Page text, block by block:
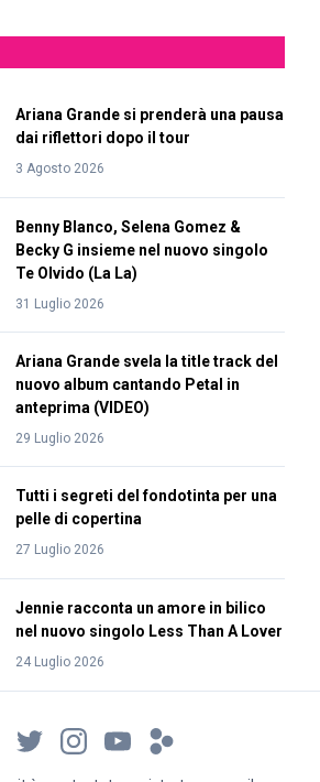
Ariana Grande si prenderà una pausa
dai riflettori dopo il tour
3 Agosto 2026
Benny Blanco, Selena Gomez &
Becky G insieme nel nuovo singolo
Te Olvido (La La)
31 Luglio 2026
Ariana Grande svela la title track del
nuovo album cantando Petal in
anteprima (VIDEO)
29 Luglio 2026
Tutti i segreti del fondotinta per una
pelle di copertina
27 Luglio 2026
Jennie racconta un amore in bilico
nel nuovo singolo Less Than A Lover
24 Luglio 2026